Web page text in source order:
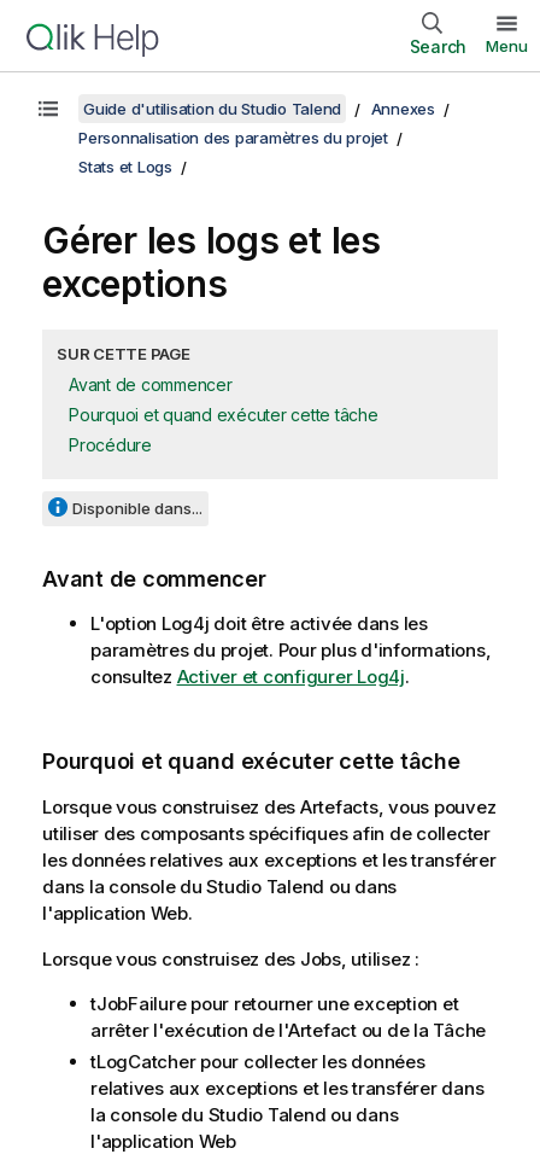
Search Menu
Guide d'utilisation du Studio Talend
Annexes
Personnalisation des paramètres du projet
Stats et Logs
Gérer les logs et les
exceptions
SUR CETTE PAGE
Avant de commencer
Pourquoi et quand exécuter cette tâche
Procédure
Disponible dans...
Avant de commencer
L'option Log4j doit être activée dans les
paramètres du projet. Pour plus d'informations,
consultez Activer et configurer Log4j.
Pourquoi et quand exécuter cette tâche
Lorsque vous construisez des Artefacts, vous pouvez
utiliser des composants spécifiques afin de collecter
les données relatives aux exceptions et les transférer
dans la console duStudio Talend ou dans
l'application Web.
Lorsque vous construisez des Jobs, utilisez :
tJobFailurepour retourner une exception et
arrêter l'exécution de l'Artefact ou de la Tâche
tLogCatcherpour collecter les données
relatives aux exceptions et les transférer dans
la console du Studio Talend ou dans
l'application Web